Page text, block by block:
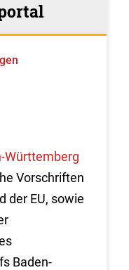
Württemberg
Vorschriften
der EU, sowie
Baden-